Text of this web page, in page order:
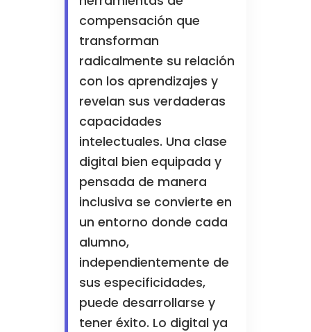
compensación que
transforman
radicalmente su relación
con los aprendizajes y
revelan sus verdaderas
capacidades
intelectuales. Una clase
digital bien equipada y
pensada de manera
inclusiva se convierte en
un entorno donde cada
alumno,
independientemente de
sus especificidades,
puede desarrollarse y
tener éxito. Lo digital ya